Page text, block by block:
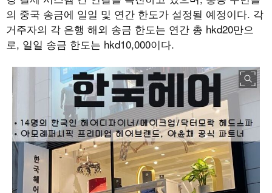
의 중국 송금에 일일 및 연간 한도가 설정될 예정이다. 각
거주자의 각 은행 해외 송금 한도는 연간 총 hkd20만으
로, 일일 송금 한도는 hkd10,000이다.